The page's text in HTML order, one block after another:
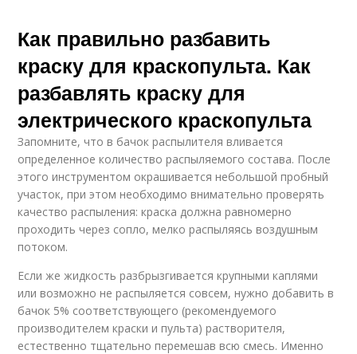
Как правильно разбавить
краску для краскопульта. Как
разбавлять краску для
электрического краскопульта
Запомните, что в бачок распылителя вливается
определенное количество распыляемого состава. После
этого инструментом окрашивается небольшой пробный
участок, при этом необходимо внимательно проверять
качество распыления: краска должна равномерно
проходить через сопло, мелко распыляясь воздушным
потоком.
Если же жидкость разбрызгивается крупными каплями
или возможно не распыляется совсем, нужно добавить в
бачок 5% соответствующего (рекомендуемого
производителем краски и пульта) растворителя,
естественно тщательно перемешав всю смесь. Именно